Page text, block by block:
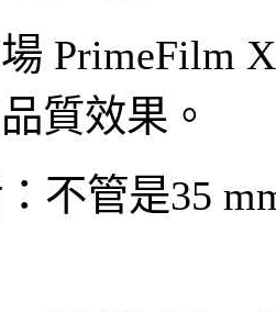
PrimeFilm
質效果。
不管是35